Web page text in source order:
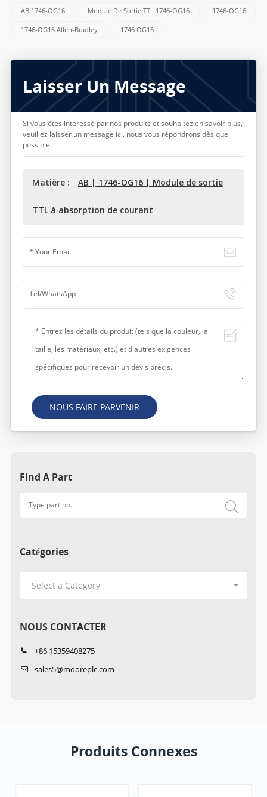
AB 1746-OG16 Module De Sortie TTL 1746-OG16 1746-OG16
1746-OG16 Allen-Bradley 1746 OG16
Laisser Un Message
Si vous êtes intéressé par nos produits et souhaitez en savoir plus,
veuillez laisser un message ici, nous vous répondrons dès que
possible.
Matière : AB | 1746-OG16 | Module de sortie
TTL à absorption de courant
NOUS FAIRE PARVENIR
Find A Part
Catégories
NOUS CONTACTER
+86 15359408275
sales5@mooreplc.com
Produits Connexes